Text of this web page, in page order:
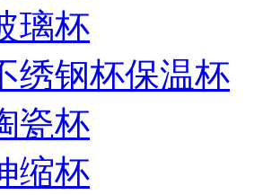
璃杯
绣钢杯保温杯
瓷杯
缩杯